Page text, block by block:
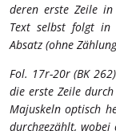
deren erste Zeile
Text selbst folgt in
Absatz (ohne
Fol. 17r-20r (BK
die erste Zeile
Majuskeln optisch
durchgezählt,